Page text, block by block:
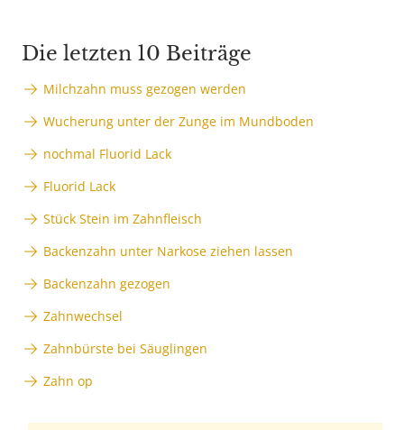
Die letzten 10 Beiträge
Milchzahn muss gezogen werden
Wucherung unter der Zunge im Mundboden
nochmal Fluorid Lack
Fluorid Lack
Stück Stein im Zahnfleisch
Backenzahn unter Narkose ziehen lassen
Backenzahn gezogen
Zahnwechsel
Zahnbürste bei Säuglingen
Zahn op